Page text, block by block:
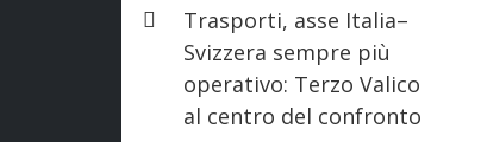
Trasporti, asse Italia–
Svizzera sempre più
operativo: Terzo Valico
al centro del confronto